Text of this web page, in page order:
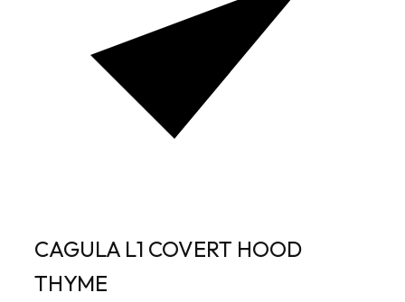
CAGULA L1 COVERT HOOD
THYME